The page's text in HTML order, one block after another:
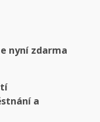
nyní zdarma
a